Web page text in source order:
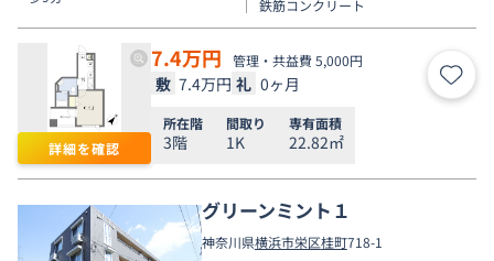
鉄筋コンクリート
詳細を確認
7.4万円 管理・共益費 5,000円
敷 7.4万円 礼 0ヶ月 お気
所在階
3階
間取り
1K
専有面積
22.82㎡
グリーンミント１
神奈川県横浜市栄区桂町718-1